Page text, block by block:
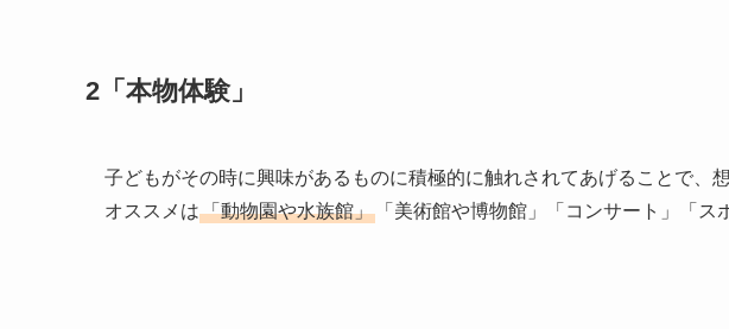
2「本物体験」
子どもがその時に興味があるものに積極的に触れされてあげることで、
オススメは「動物園や水族館」 「美術館や博物館」「コンサート」「ス